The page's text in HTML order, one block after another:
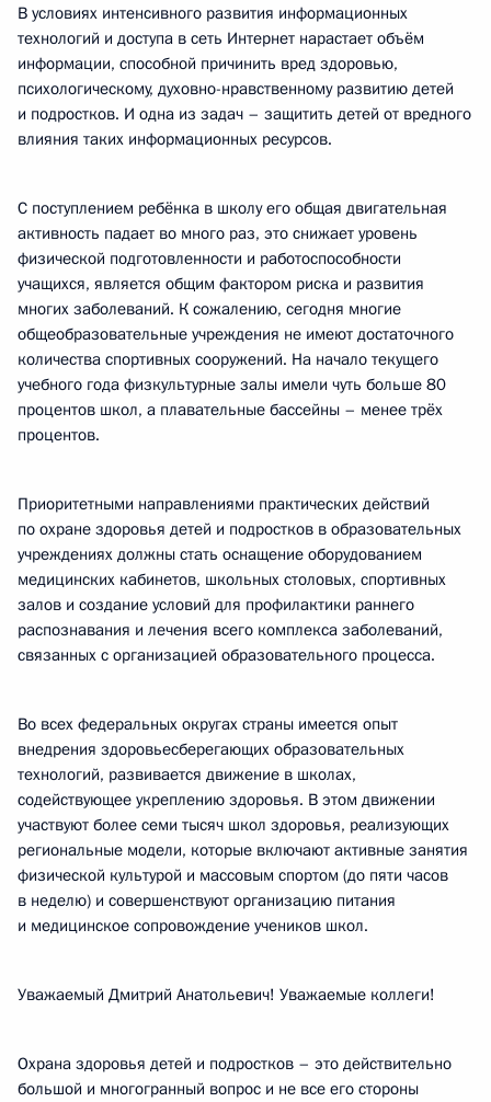
В условиях интенсивного развития информационных
технологий и доступа в сеть Интернет нарастает объём
информации, способной причинить вред здоровью,
психологическому, духовно-нравственному развитию детей
и подростков. И одна из задач – защитить детей от вредного
влияния таких информационных ресурсов.
С поступлением ребёнка в школу его общая двигательная
активность падает во много раз, это снижает уровень
физической подготовленности и работоспособности
учащихся, является общим фактором риска и развития
многих заболеваний. К сожалению, сегодня многие
общеобразовательные учреждения не имеют достаточного
количества спортивных сооружений. На начало текущего
учебного года физкультурные залы имели чуть больше 80
процентов школ, а плавательные бассейны – менее трёх
процентов.
Приоритетными направлениями практических действий
по охране здоровья детей и подростков в образовательных
учреждениях должны стать оснащение оборудованием
медицинских кабинетов, школьных столовых, спортивных
залов и создание условий для профилактики раннего
распознавания и лечения всего комплекса заболеваний,
связанных с организацией образовательного процесса.
Во всех федеральных округах страны имеется опыт
внедрения здоровьесберегающих образовательных
технологий, развивается движение в школах,
содействующее укреплению здоровья. В этом движении
участвуют более семи тысяч школ здоровья, реализующих
региональные модели, которые включают активные занятия
физической культурой и массовым спортом (до пяти часов
в неделю) и совершенствуют организацию питания
и медицинское сопровождение учеников школ.
Уважаемый Дмитрий Анатольевич! Уважаемые коллеги!
Охрана здоровья детей и подростков – это действительно
большой и многогранный вопрос и не все его стороны